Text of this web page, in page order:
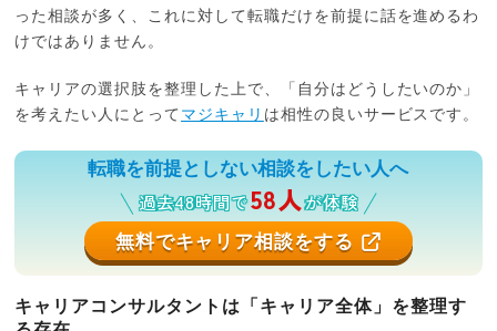
った相談が多く、これに対して転職だけを前提に話を進めるわ
けではありません。
キャリアの選択肢を整理した上で、「自分はどうしたいのか」
を考えたい人にとって マジキャリ は相性の良いサービスです。
転職を前提としない相談をしたい人へ
過去48時間で58人が体験
無料でキャリア相談をする
キャリアコンサルタントは「キャリア全体」を整理す